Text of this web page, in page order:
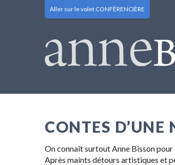
Aller sur le volet CONFÉRENCIÈRE
CONTES D’UNE
On connaît surtout Anne Bisson
Après maints détours artistiques et